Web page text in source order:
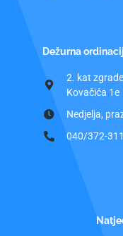
Dežurna
2. kat
Kovačića 1e
Nedjelja,
040/372-311